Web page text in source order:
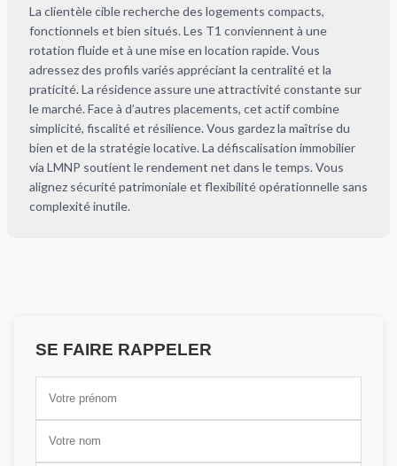
La clientèle cible recherche des logements compacts,
fonctionnels et bien situés. Les T1 conviennent à une
rotation fluide et à une mise en location rapide. Vous
adressez des profils variés appréciant la centralité et la
praticité. La résidence assure une attractivité constante sur
le marché. Face à d’autres placements, cet actif combine
simplicité, fiscalité et résilience. Vous gardez la maîtrise du
bien et de la stratégie locative. La défiscalisation immobilier
via LMNP soutient le rendement net dans le temps. Vous
alignez sécurité patrimoniale et flexibilité opérationnelle sans
complexité inutile.
SE FAIRE RAPPELER